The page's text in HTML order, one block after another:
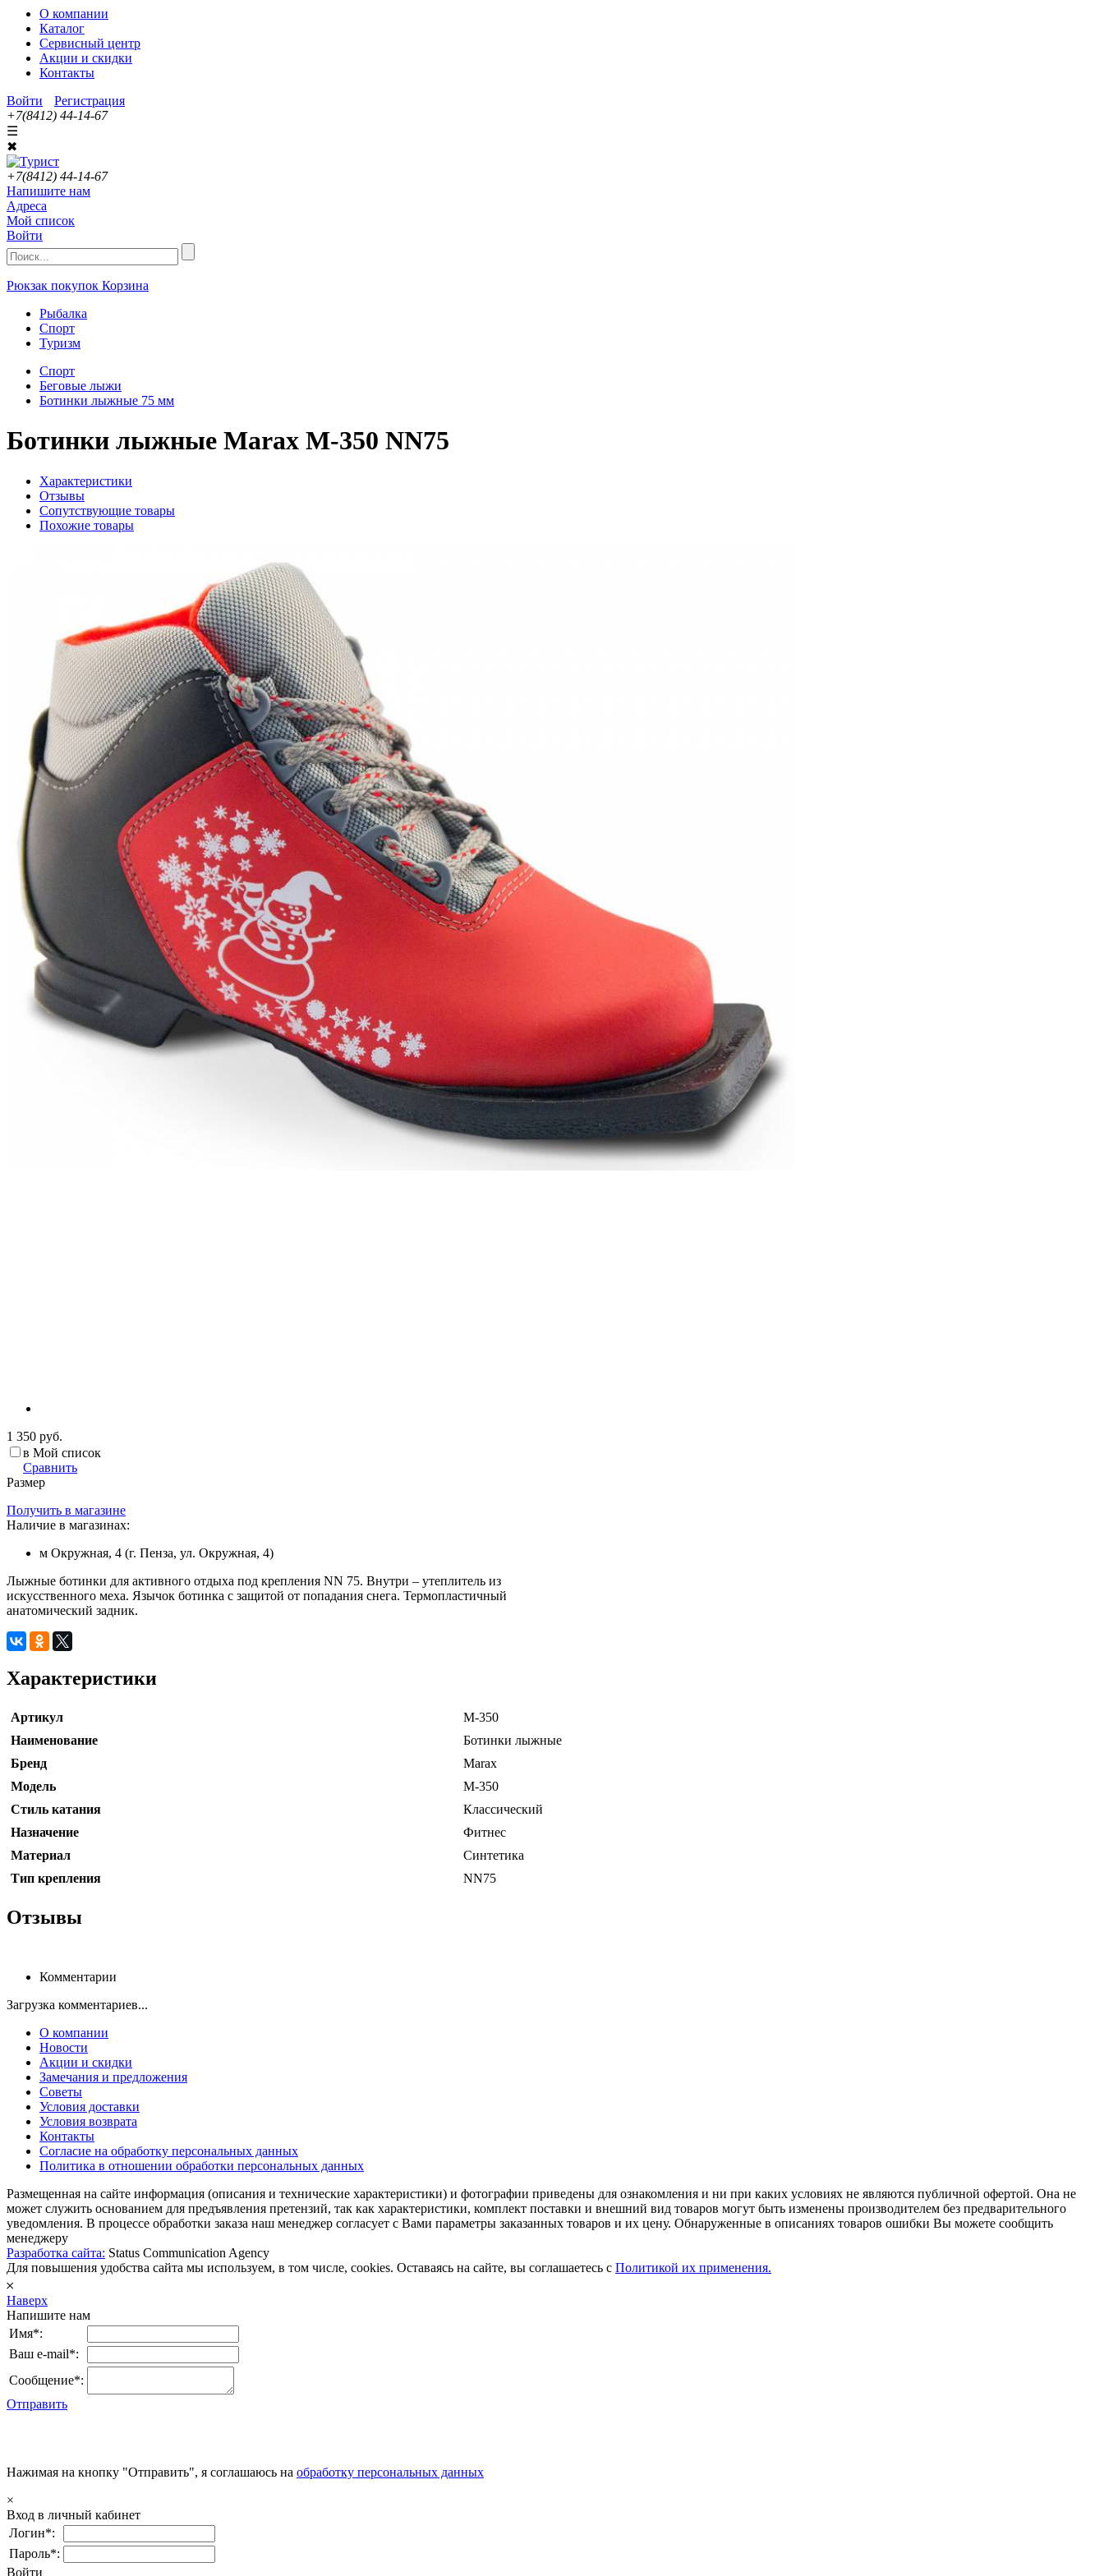
О компании
Каталог
Сервисный центр
Акции и скидки
Контакты
Войти
Регистрация
+7(8412) 44-14-67
☰
✖
+7(8412) 44-14-67
Напишите нам
Адреса
Мой список
Войти
Рюкзак покупок Корзина
Рыбалка
Спорт
Туризм
Спорт
Беговые лыжи
Ботинки лыжные 75 мм
Ботинки лыжные Marax M-350 NN75
Характеристики
Отзывы
Сопутствующие товары
Похожие товары
1 350 руб.
в Мой список
Сравнить
Размер
Получить в магазине
Наличие в магазинах:
м Окружная, 4 (г. Пенза, ул. Окружная, 4)
Лыжные ботинки для активного отдыха под крепления NN 75. Внутри – утеплитель из
искусственного меха. Язычок ботинка с защитой от попадания снега. Термопластичный
анатомический задник.
Характеристики
Артикул
M-350
Наименование
Ботинки лыжные
Бренд
Marax
Модель
M-350
Стиль катания
Классический
Назначение
Фитнес
Материал
Синтетика
Тип крепления
NN75
Отзывы
Комментарии
Загрузка комментариев...
О компании
Новости
Акции и скидки
Замечания и предложения
Советы
Условия доставки
Условия возврата
Контакты
Согласие на обработку персональных данных
Политика в отношении обработки персональных данных
Размещенная на сайте информация (описания и технические характеристики) и фотографии приведены для ознакомления и ни при каких условиях не являются публичной офертой. Она не
может служить основанием для предъявления претензий, так как характеристики, комплект поставки и внешний вид товаров могут быть изменены производителем без предварительного
уведомления. В процессе обработки заказа наш менеджер согласует с Вами параметры заказанных товаров и их цену. Обнаруженные в описаниях товаров ошибки Вы можете сообщить
менеджеру
Разработка сайта: Status Communication Agency
Для повышения удобства сайта мы используем, в том числе, cookies. Оставаясь на сайте, вы соглашаетесь с Политикой их применения.
𐄂
Наверх
Напишите нам
Имя*:
Ваш e-mail*:
Сообщение*:
Отправить
Нажимая на кнопку "Отправить", я соглашаюсь на обработку персональных данных
×
Вход в личный кабинет
Логин*:
Пароль*:
Войти